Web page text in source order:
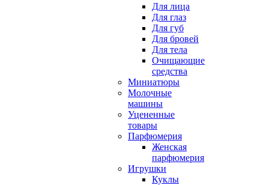
Для лица
Для глаз
Для губ
Для бровей
Для тела
Очищающие
средства
Миниатюры
Молочные
машины
Уцененные
товары
Парфюмерия
Женская
парфюмерия
Игрушки
Куклы